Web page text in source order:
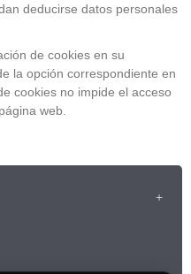
deducirse datos personales
de cookies en su
la opción correspondiente en
cookies no impide el acceso
web.